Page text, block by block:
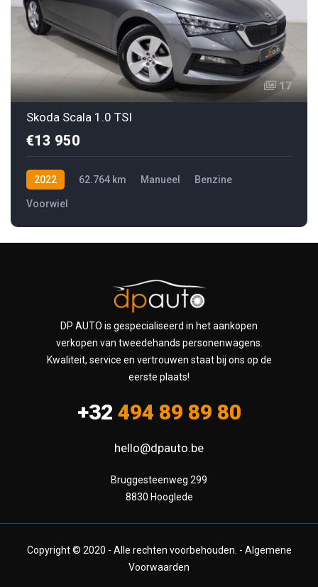
17
Skoda Scala 1.0 TSI
€13 950
2022 62.764 km Manueel Benzine
Voorwiel
DP AUTO is gespecialiseerd in het aankopen
verkopen van tweedehands personenwagens.
Kwaliteit, service en vertrouwen staat bij ons op de
eerste plaats!
+32 494 89 89 80
hello@dpauto.be
Bruggesteenweg 299
8830 Hooglede
Copyright © 2020 - Alle rechten voorbehouden. - Algemene
Voorwaarden